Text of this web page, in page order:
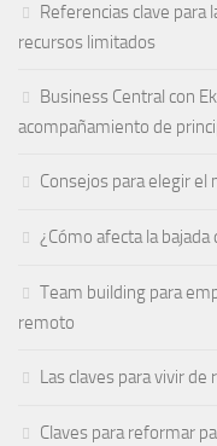
Referencias clave para
recursos limitados
Business Central con
acompañamiento de
Consejos para elegir el
¿Cómo afecta la
Team building para
remoto
Las claves para vivir
Claves para reformar